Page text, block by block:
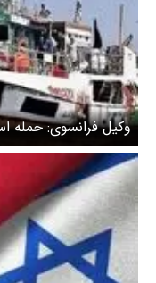
وکیل فرانسوی: حمله
بین‌المللی است